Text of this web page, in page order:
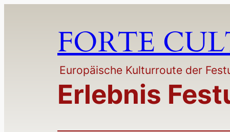
FORTE
Europäische Kulturroute der
Erlebnis